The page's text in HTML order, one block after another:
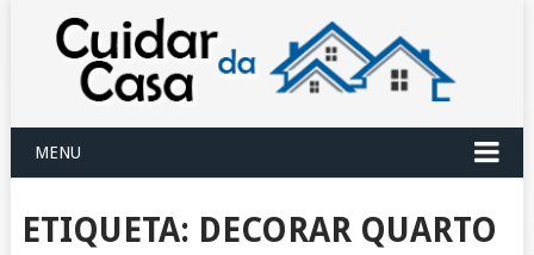
MENU
ETIQUETA: DECORAR QUARTO